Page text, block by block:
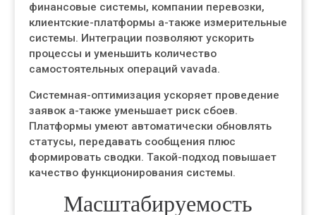
финансовые системы, компании перевозки,
клиентские-платформы а-также измерительные
системы. Интеграции позволяют ускорить
процессы и уменьшить количество
самостоятельных операций vavada.
Системная-оптимизация ускоряет проведение
заявок а-также уменьшает риск сбоев.
Платформы умеют автоматически обновлять
статусы, передавать сообщения плюс
формировать сводки. Такой-подход повышает
качество функционирования системы.
Масштабируемость